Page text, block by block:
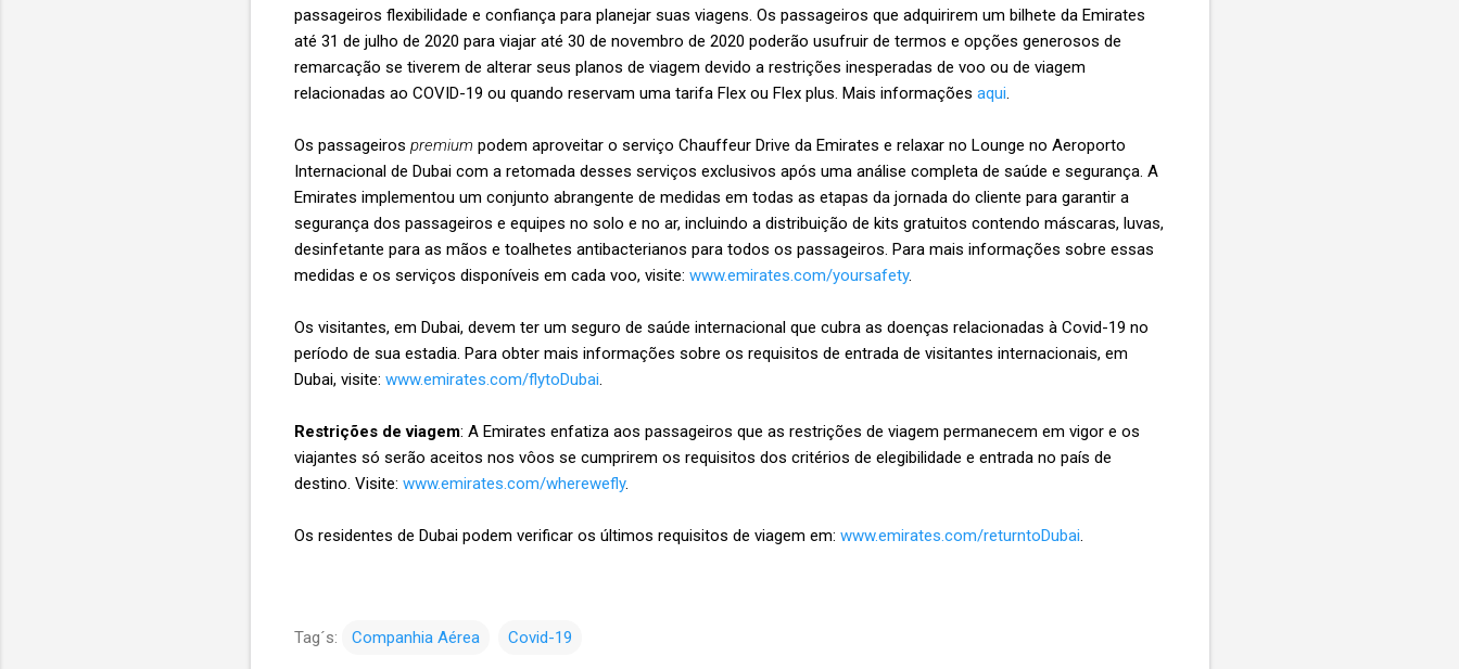
passageiros flexibilidade e confiança para planejar suas viagens. Os passageiros que adquirirem um bilhete da Emirates
até 31 de julho de 2020 para viajar até 30 de novembro de 2020 poderão usufruir de termos e opções generosos de
remarcação se tiverem de alterar seus planos de viagem devido a restrições inesperadas de voo ou de viagem
relacionadas ao COVID-19 ou quando reservam uma tarifa Flex ou Flex plus. Mais informações aqui
Os passageiros premium podem aproveitar o serviço Chauffeur Drive da Emirates e relaxar no Lounge no Aeroporto
Internacional de Dubai com a retomada desses serviços exclusivos após uma análise completa de saúde e segurança. A
Emirates implementou um conjunto abrangente de medidas em todas as etapas da jornada do cliente para garantir a
segurança dos passageiros e equipes no solo e no ar, incluindo a distribuição de kits gratuitos contendo máscaras, luvas,
desinfetante para as mãos e toalhetes antibacterianos para todos os passageiros. Para mais informações sobre essas
medidas e os serviços disponíveis em cada voo, visite: www.emirates.com/yoursafety.
Os visitantes, em Dubai, devem ter um seguro de saúde internacional que cubra as doenças relacionadas à Covid-19 no
período de sua estadia. Para obter mais informações sobre os requisitos de entrada de visitantes internacionais, em
Dubai, visite: www.emirates.com/flytoDubai
Restrições de viagem: A Emirates enfatiza aos passageiros que as restrições de viagem permanecem em vigor e os
viajantes só serão aceitos nos vôos se cumprirem os requisitos dos critérios de elegibilidade e entrada no país de
destino. Visite: www.emirates.com/wherewefly.
Os residentes de Dubai podem verificar os últimos requisitos de viagem em: www.emirates.com/returntoDubai
Tag´s: Companhia Aérea Covid-19